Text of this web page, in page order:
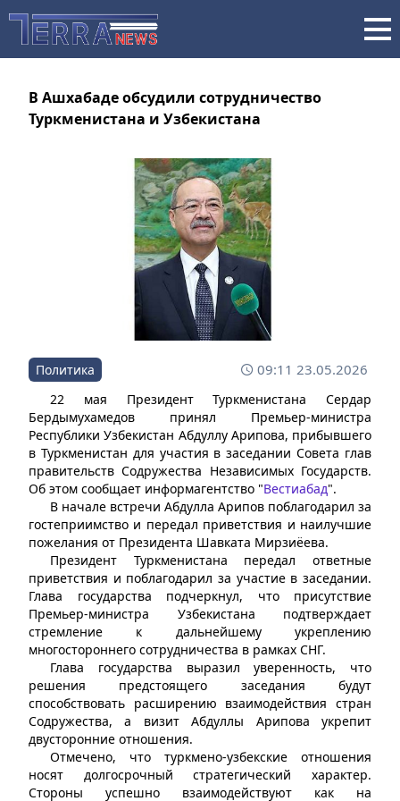
В Ашхабаде обсудили сотрудничество
Туркменистана и Узбекистана
Политика 09:11 23.05.2026
22 мая Президент Туркменистана Сердар
Бердымухамедов принял Премьер-министра
Республики Узбекистан Абдуллу Арипова, прибывшего
в Туркменистан для участия в заседании Совета глав
правительств Содружества Независимых Государств.
Об этом сообщает информагентство "Вестиабад".
В начале встречи Абдулла Арипов поблагодарил за
гостеприимство и передал приветствия и наилучшие
пожелания от Президента Шавката Мирзиёева.
Президент Туркменистана передал ответные
приветствия и поблагодарил за участие в заседании.
Глава государства подчеркнул, что присутствие
Премьер-министра Узбекистана подтверждает
стремление к дальнейшему укреплению
многостороннего сотрудничества в рамках СНГ.
Глава государства выразил уверенность, что
решения предстоящего заседания будут
способствовать расширению взаимодействия стран
Содружества, а визит Абдуллы Арипова укрепит
двусторонние отношения.
Отмечено, что туркмено-узбекские отношения
носят долгосрочный стратегический характер.
Стороны успешно взаимодействуют как на